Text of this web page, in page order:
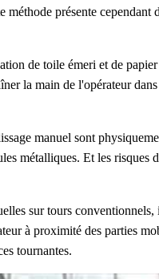
présente
de toile émeri et de
la main de l'opérateur
manuel sont
métalliques. Et les
sur tours
à proximité des parties
tournantes.